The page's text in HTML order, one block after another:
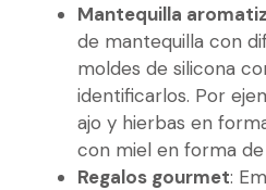
Mantequilla
de mantequilla con
moldes de silicona
identificarlos. Por
ajo y hierbas en
con miel en forma de
Regalos gourmet: